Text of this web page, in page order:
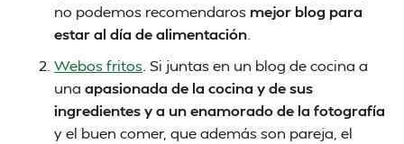
no podemos recomendaros mejor blog para
estar al día de alimentación
Webos fritos . Si juntas en un blog de cocina a
una apasionada de la cocina y de sus
ingredientes y a un enamorado de la fotografía
y el buen comer, que además son pareja, el